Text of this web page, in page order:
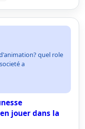
quel role
a
jouer dans la